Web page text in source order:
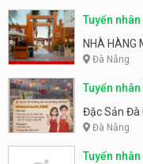
Tuyển
hàng Mazzi
NHÀ HÀNG
Đà Nẵng
Tuyển
Chào
Đặc Sản Đà
Đà Nẵng
Tuyển